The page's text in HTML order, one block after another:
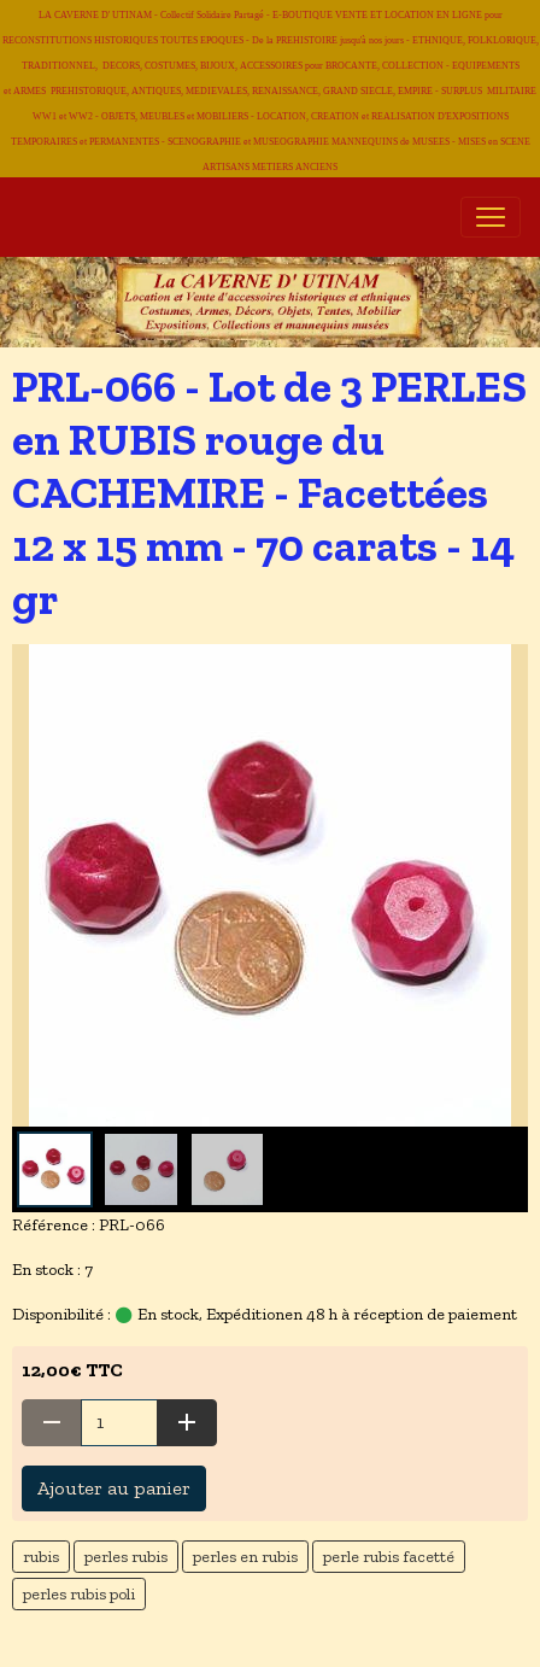
LA CAVERNE D' UTINAM - Collectif Solidaire Partagé - E-BOUTIQUE VENTE ET LOCATION EN LIGNE pour
RECONSTITUTIONS HISTORIQUES TOUTES EPOQUES - De la PREHISTOIRE jusqu'à nos jours - ETHNIQUE, FOLKLORIQUE,
TRADITIONNEL, DECORS, COSTUMES, BIJOUX, ACCESSOIRES pour BROCANTE, COLLECTION - EQUIPEMENTS
et ARMES PREHISTORIQUE, ANTIQUES, MEDIEVALES, RENAISSANCE, GRAND SIECLE, EMPIRE - SURPLUS MILITAIRE
WW1 et WW2 - OBJETS, MEUBLES et MOBILIERS - LOCATION, CREATION et REALISATION D'EXPOSITIONS
TEMPORAIRES et PERMANENTES - SCENOGRAPHIE et MUSEOGRAPHIE MANNEQUINS de MUSEES - MISES en SCENE
ARTISANS METIERS ANCIENS
PRL-066 - Lot de 3 PERLES
en RUBIS rouge du
CACHEMIRE - Facettées
12 x 15 mm - 70 carats - 14
gr
Référence : PRL-066
En stock : 7
Disponibilité : En stock, Expéditionen 48 h à réception de paiement
12,00€ TTC
Ajouter au panier
rubis perles rubis perles en rubis
perle rubis facetté
perles rubis poli